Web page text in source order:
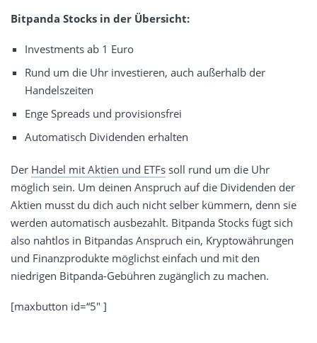
Bitpanda Stocks in der Übersicht:
Investments ab 1 Euro
Rund um die Uhr investieren, auch außerhalb der
Handelszeiten
Enge Spreads und provisionsfrei
Automatisch Dividenden erhalten
Der Handel mit Aktien und ETFs soll rund um die Uhr
möglich sein. Um deinen Anspruch auf die Dividenden der
Aktien musst du dich auch nicht selber kümmern, denn sie
werden automatisch ausbezahlt. Bitpanda Stocks fügt sich
also nahtlos in Bitpandas Anspruch ein, Kryptowährungen
und Finanzprodukte möglichst einfach und mit den
niedrigen Bitpanda-Gebühren zugänglich zu machen.
[maxbutton id=“5″ ]